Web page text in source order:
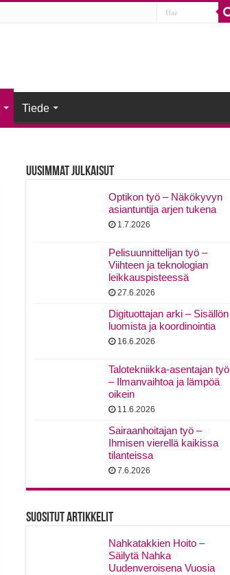
Tiede
Uusimmat Julkaisut
Optikon työ – Näkökyvyn
asiantuntija arjen tukena
1.7.2026
Pelisuunnittelijan työ –
Viihteen ja teknologian
leikkauspisteessä
27.6.2026
Digituottajan arki – Sisällön
luomista ja koordinointia
16.6.2026
Talotekniikka-asentajan työ
– Ilmanvaihtoa ja lämpöä
oikein
11.6.2026
Sairaanhoitajan työ –
Ihmisen vierellä kaikissa
tilanteissa
7.6.2026
Suositut Artikkelit
Nahkatakkien Hoito –
Säilytä Nahka
Uudenveroisena Vuosia